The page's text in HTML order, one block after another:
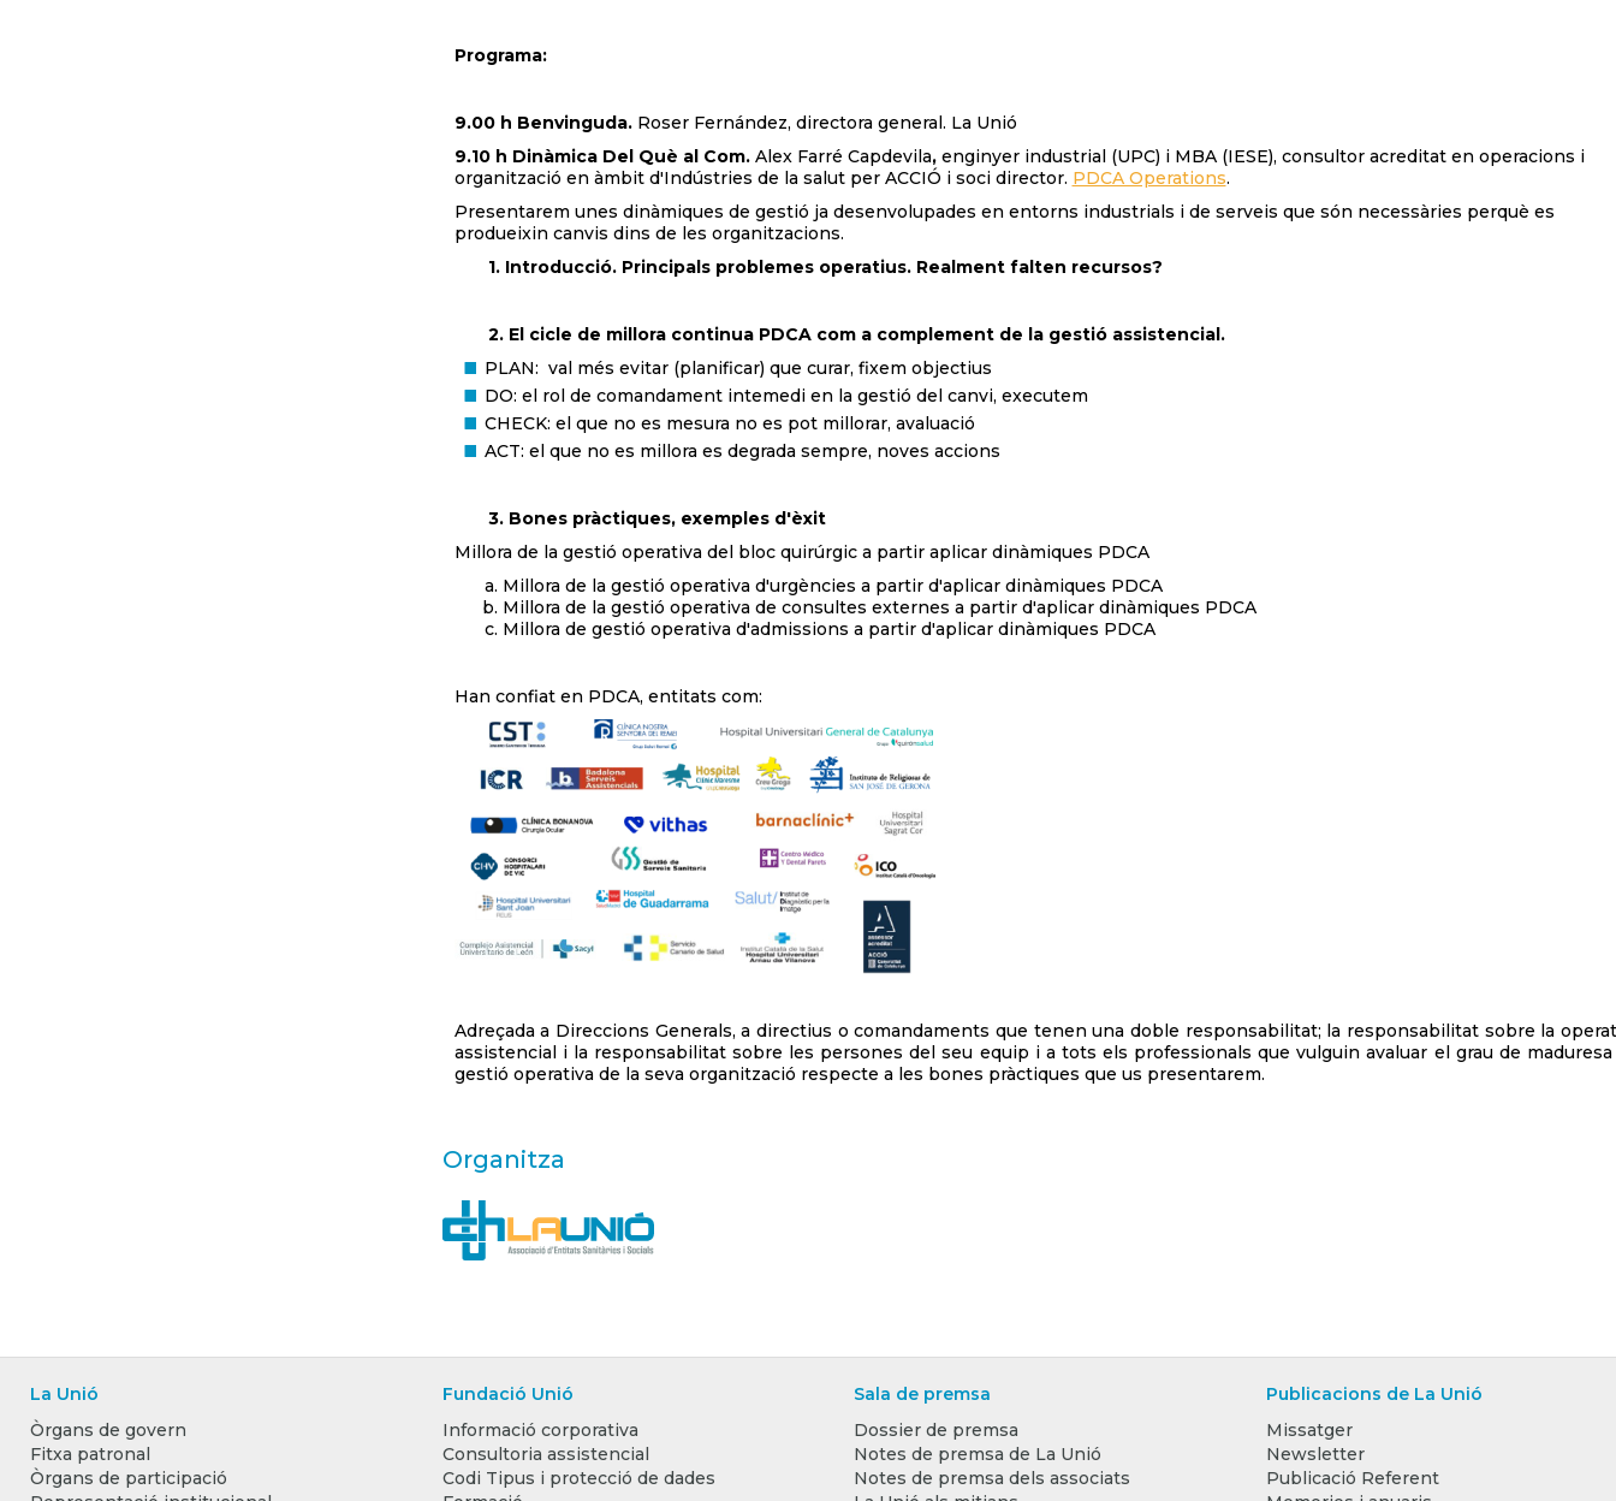
Programa:
9.00 h Benvinguda.Roser Fernández, directora general. La Unió
9.10 h Dinàmica Del Què al Com. Alex Farré Capdevila, enginyer industrial (UPC) i MBA (IESE), consultor acreditat en operacions i
organització en àmbit d'Indústries de la salut per ACCIÓ i soci director. PDCA Operations.
Presentarem unes dinàmiques de gestió ja desenvolupades en entorns industrials i de serveis que són necessàries perquè es
produeixin canvis dins de les organitzacions.
1. Introducció. Principals problemes operatius. Realment falten recursos?
2. El cicle de millora continua PDCA com a complement de la gestió assistencial.
PLAN: val més evitar (planificar) que curar, fixem objectius
DO: el rol de comandament intemedi en la gestió del canvi, executem
CHECK: el que no es mesura no es pot millorar, avaluació
ACT: el que no es millora es degrada sempre, noves accions
3. Bones pràctiques, exemples d'èxit
Millora de la gestió operativa del bloc quirúrgic a partir aplicar dinàmiques PDCA
Millora de la gestió operativa d'urgències a partir d'aplicar dinàmiques PDCA
Millora de la gestió operativa de consultes externes a partir d'aplicar dinàmiques PDCA
Millora de gestió operativa d'admissions a partir d'aplicar dinàmiques PDCA
Han confiat en PDCA, entitats com:
Adreçada a Direccions Generals, a directius o comandaments que tenen una doble responsabilitat; la responsabilitat sobre la
assistencial i la responsabilitat sobre les persones del seu equip i a tots els professionals que vulguin avaluar el grau de
gestió operativa de la seva organització respecte a les bones pràctiques que us presentarem.
Organitza
La Unió
Òrgans de govern
Fitxa patronal
Òrgans de participació
Fundació Unió
Informació corporativa
Consultoria assistencial
Codi Tipus i protecció de dades
Sala de premsa
Dossier de premsa
Notes de premsa de La Unió
Notes de premsa dels associats
Publicacions de La Unió
Missatger
Newsletter
Publicació Referent